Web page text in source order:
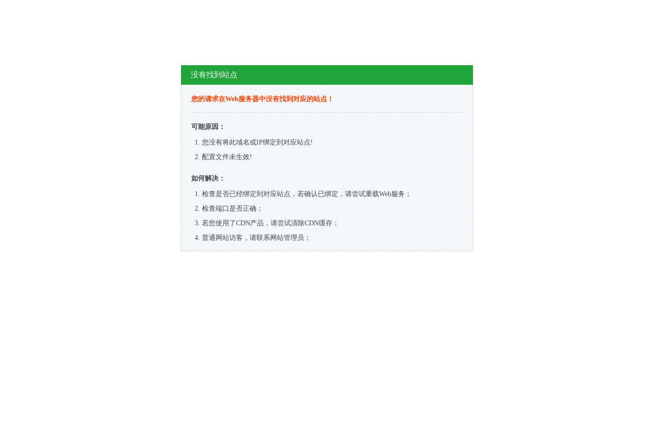
没有找到站点
您的请求在Web服务器中没有找到对应的站点！
可能原因：
您没有将此域名或IP绑定到对应站点!
配置文件未生效!
如何解决：
检查是否已经绑定到对应站点，若确认已绑定，请尝试重载Web服务；
检查端口是否正确；
若您使用了CDN产品，请尝试清除CDN缓存；
普通网站访客，请联系网站管理员；